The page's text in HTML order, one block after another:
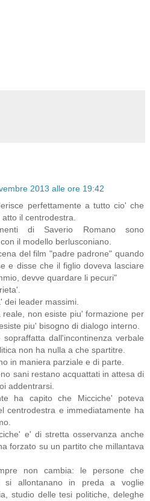
2013 alle ore 19:42
perfettamente a tutto cio' che
il centrodestra.
di Saverio Romano sono
il modello berlusconiano.
del film "padre padrone" quando
e disse che il figlio doveva lasciare
devve quardare li pecuri"
dei leader massimi.
reale, non esiste piu' formazione per
piu' bisogno di dialogo interno.
dall'incontinenza verbale
non ha nulla a che spartitre.
in maniera parziale e di parte.
sani restano acquattati in attesa di
addentrarsi.
ha capito che Micciche' poteva
centrodestra e immediatamente ha
e' di stretta osservanza anche
forzato su un partito che millantava
non cambia: le persone che
si allontanano in preda a voglie
studio delle tesi politiche, deleghe